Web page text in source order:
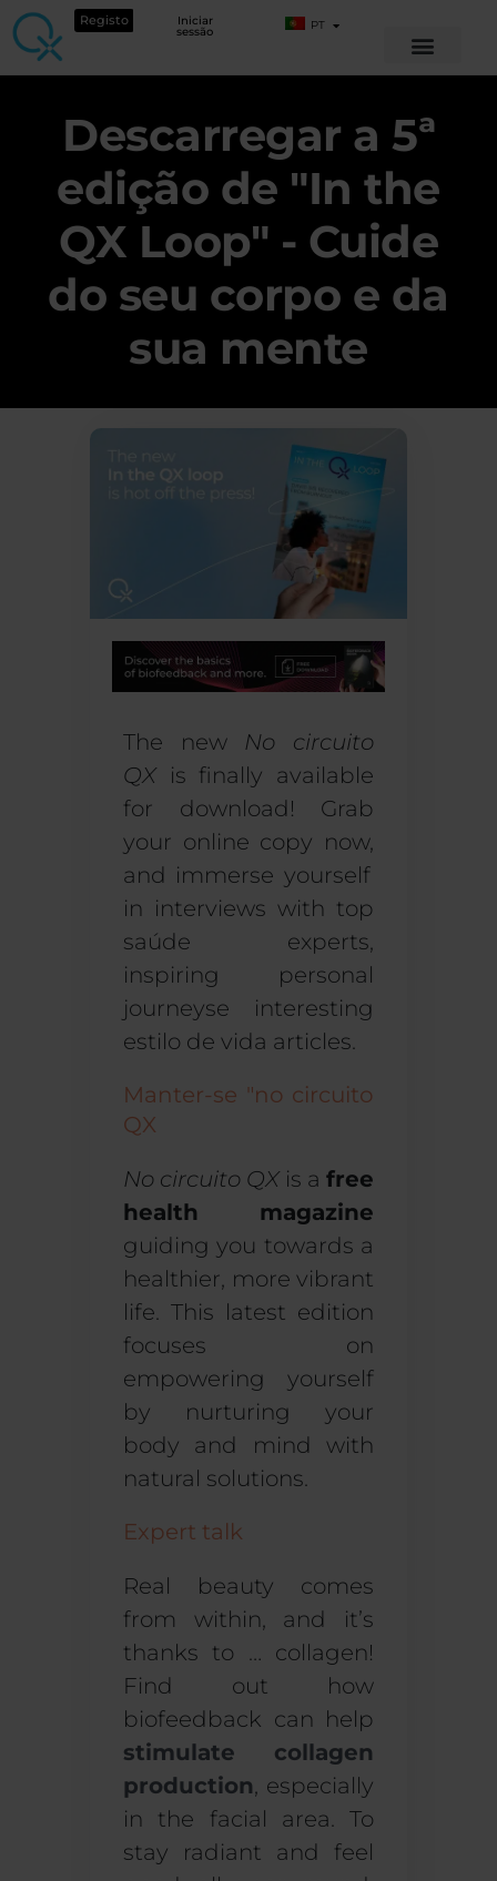
Registo Iniciar
sessão PT
Descarregar a 5ª
edição de "In the
QX Loop" - Cuide
do seu corpo e da
sua mente
The new No circuito
QXis finally available
for download! Grab
your online copy now,
and immerse yourself
in interviews with top
saúde experts,
inspiring personal
journeyse interesting
estilo de vida articles.
Manter-se "no circuito
QX
No circuito QXis afree
health magazine
guiding you towards a
healthier, more vibrant
life. This latest edition
focuses on
empowering yourself
by nurturing your
body and mind with
natural solutions.
Expert talk
Real beauty comes
from within, and it’s
thanks to … collagen!
Find out how
biofeedback can help
stimulate collagen
production, especially
in the facial area. To
stay radiant and feel